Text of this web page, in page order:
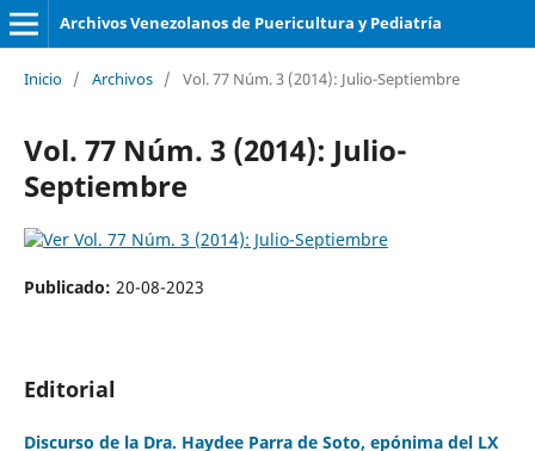
Archivos Venezolanos de Puericultura y Pediatría
Inicio / Archivos / Vol. 77 Núm. 3 (2014): Julio-Septiembre
Vol. 77 Núm. 3 (2014): Julio-
Septiembre
Publicado: 20-08-2023
Editorial
Discurso de la Dra. Haydee Parra de Soto, epónima del LX